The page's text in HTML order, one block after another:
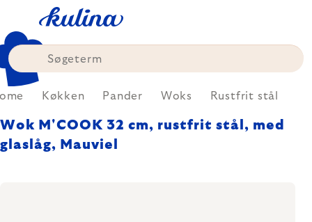
content
Køkken Pander Woks Rustfrit stål
Wok M'COOK 32 cm, rustfrit stål, med
glaslåg, Mauviel